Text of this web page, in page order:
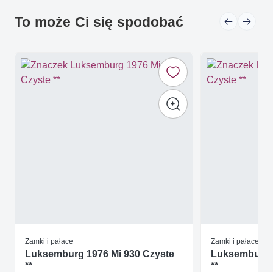
To może Ci się spodobać
Zamki i pałace
Luksemburg 1976 Mi 930 Czyste
**
Zamki i pałace
Luksemburg
**